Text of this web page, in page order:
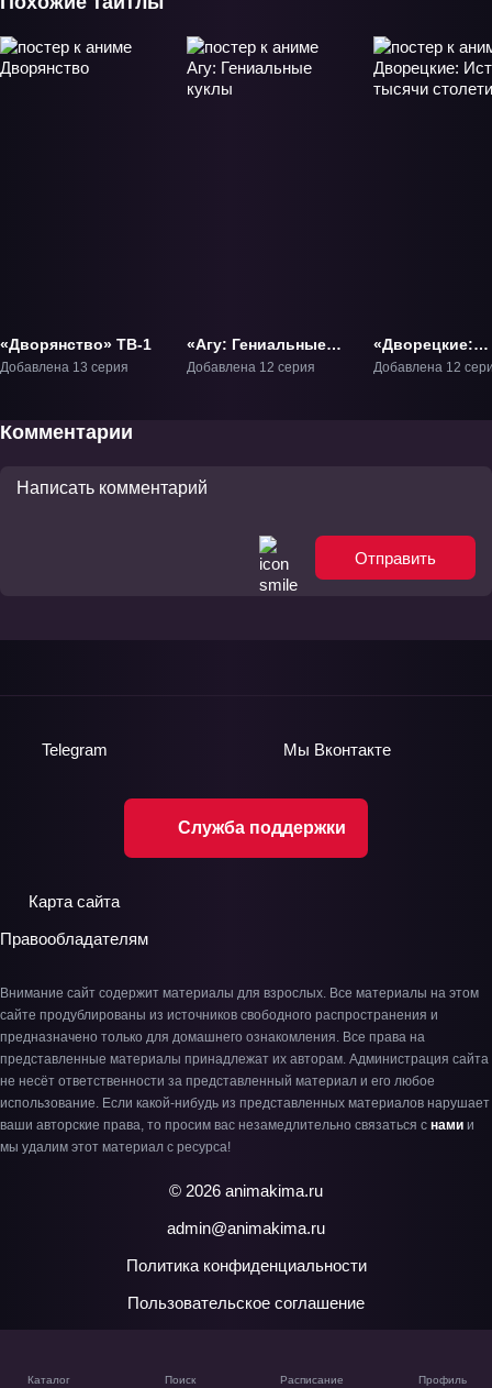
Каталог Поиск Расписание Профиль
«Дворянство» ТВ-1
Добавлена 13 серия
«Агу: Гениальные
куклы» ТВ-1
Добавлена 12 серия
«Дворецкие:
История
Добавлена 12
Комментарии
Отправить
Служба поддержки
Telegram Мы Вконтакте
Карта сайта
Правообладателям
Внимание сайт содержит материалы для взрослых. Все материалы на этом
сайте продублированы из источников свободного распространения и
предназначено только для домашнего ознакомления. Все права на
представленные материалы принадлежат их авторам. Администрация сайта
не несёт ответственности за представленный материал и его любое
использование. Если какой-нибудь из представленных материалов нарушает
ваши авторские права, то просим вас незамедлительно связаться с нами и
мы удалим этот материал с ресурса!
© 2026 animakima.ru
admin@animakima.ru
Политика конфиденциальности
Пользовательское соглашение